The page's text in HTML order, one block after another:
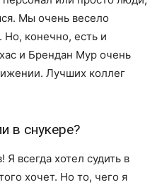
Мы очень весело
Но, конечно, есть и
и Брендан Мур очень
Лучших коллег
в снукере?
всегда хотел судить в
хочет. Но то, чего я